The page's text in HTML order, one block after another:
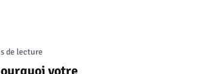
de lecture
votre